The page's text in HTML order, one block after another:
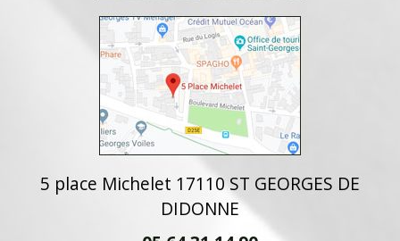
5 place Michelet 17110 ST GEORGES DE
DIDONNE